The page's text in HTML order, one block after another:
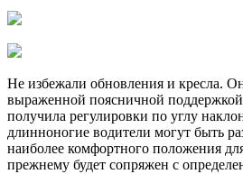
Не избежали обновления и кресла.
выраженной поясничной
получила регулировки по углу
длинноногие водители могут быть
наиболее комфортного положения
прежнему будет сопряжен с